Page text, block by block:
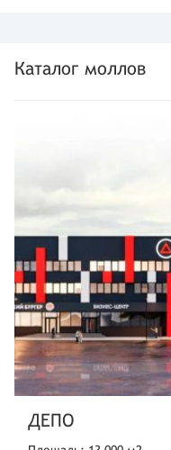
Каталог моллов
ДЕПО